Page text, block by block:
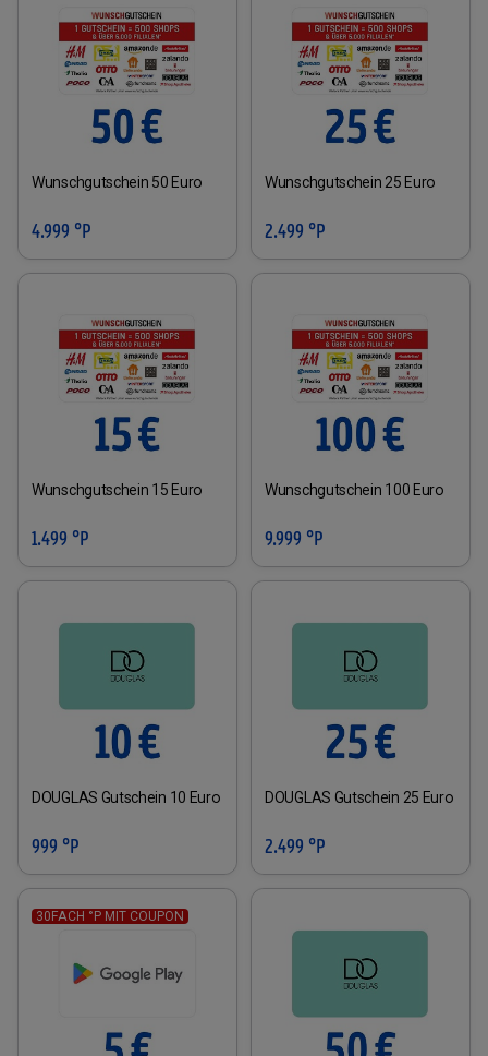
Wunschgutschein 50 Euro
4.999 °P
Wunschgutschein 25 Euro
2.499 °P
Wunschgutschein 15 Euro
1.499 °P
Wunschgutschein 100 Euro
9.999 °P
DOUGLAS Gutschein 10 Euro
999 °P
DOUGLAS Gutschein 25 Euro
2.499 °P
30FACH °P MIT COUPON